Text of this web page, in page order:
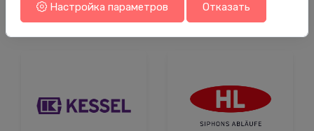
Магазин по бренду
Настройка параметров Отказать